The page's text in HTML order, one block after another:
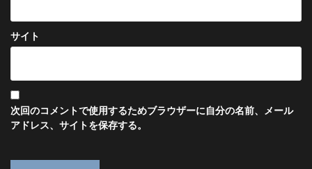
サイト
次回のコメントで使用するためブラウザーに自分の名前、メール
アドレス、サイトを保存する。